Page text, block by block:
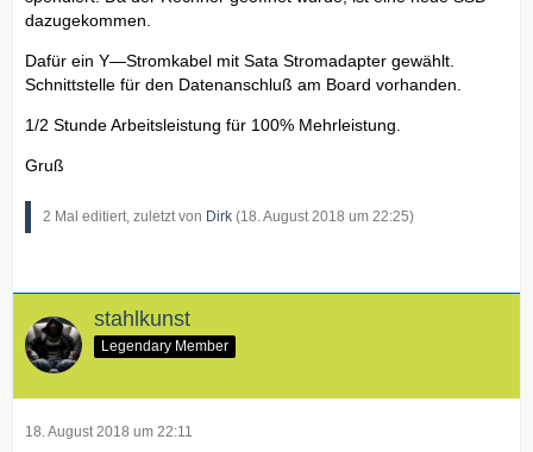
dazugekommen.
Dafür ein Y—Stromkabel mit Sata Stromadapter gewählt.
Schnittstelle für den Datenanschluß am Board vorhanden.
1/2 Stunde Arbeitsleistung für 100% Mehrleistung.
Gruß
2 Mal editiert, zuletzt von Dirk (18. August 2018 um 22:25)
stahlkunst
Legendary Member
18. August 2018 um 22:11